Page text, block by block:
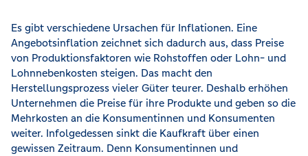
Es gibt verschiedene Ursachen für Inflationen. Eine
Angebotsinflation zeichnet sich dadurch aus, dass Preise
von Produktionsfaktoren wie Rohstoffen oder Lohn- und
Lohnnebenkosten steigen. Das macht den
Herstellungsprozess vieler Güter teurer. Deshalb erhöhen
Unternehmen die Preise für ihre Produkte und geben so die
Mehrkosten an die Konsumentinnen und Konsumenten
weiter. Infolgedessen sinkt die Kaufkraft über einen
gewissen Zeitraum. Denn Konsumentinnen und